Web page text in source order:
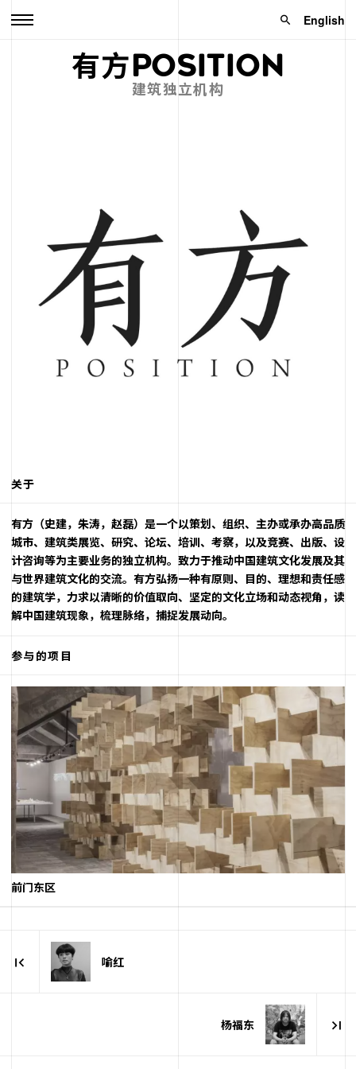
English
有方POSITION
建筑独立机构
关于
有方（史建，朱涛，赵磊）是一个以策划、组织、主办或承办高品质
城市、建筑类展览、研究、论坛、培训、考察，以及竞赛、出版、设
计咨询等为主要业务的独立机构。致力于推动中国建筑文化发展及其
与世界建筑文化的交流。有方弘扬一种有原则、目的、理想和责任感
的建筑学，力求以清晰的价值取向、坚定的文化立场和动态视角，读
解中国建筑现象，梳理脉络，捕捉发展动向。
参与的项目
前门东区
喻红
杨福东